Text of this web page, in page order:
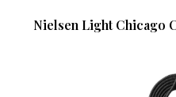
Nielsen Light Chicago